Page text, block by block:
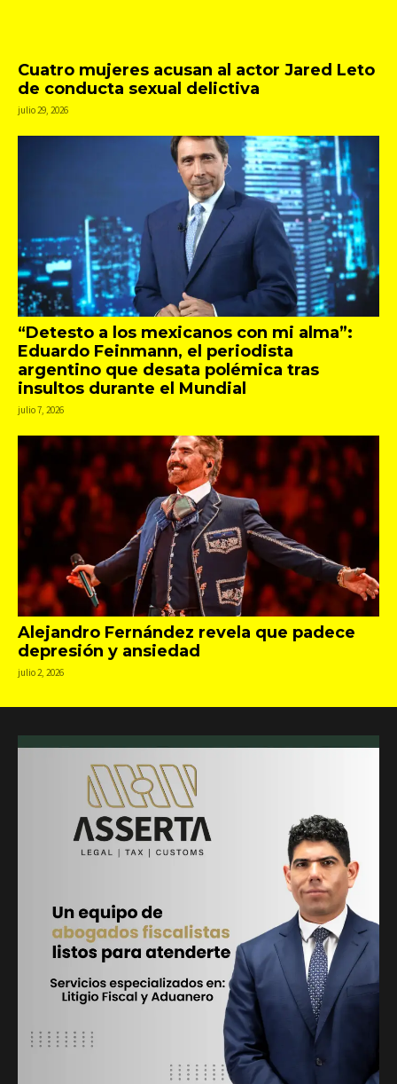
Cuatro mujeres acusan al actor Jared Leto
de conducta sexual delictiva
julio 29, 2026
“Detesto a los mexicanos con mi alma”:
Eduardo Feinmann, el periodista
argentino que desata polémica tras
insultos durante el Mundial
julio 7, 2026
Alejandro Fernández revela que padece
depresión y ansiedad
julio 2, 2026